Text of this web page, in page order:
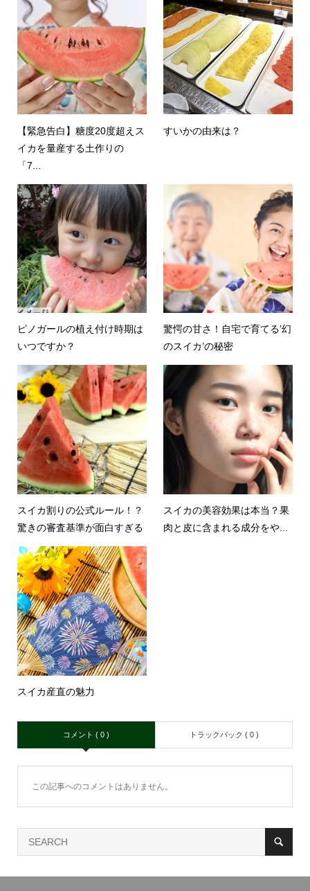
【緊急告白】糖度20度超えス
イカを量産する土作りの
「7...
すいかの由来は？
ピノガールの植え付け時期は
いつですか？
驚愕の甘さ！自宅で育てる’幻
のスイカ’の秘密
スイカ割りの公式ルール！？
驚きの審査基準が面白すぎる
スイカの美容効果は本当？果
肉と皮に含まれる成分をや...
スイカ産直の魅力
コメント ( 0 ) トラックバック ( 0 )
この記事へのコメントはありません。